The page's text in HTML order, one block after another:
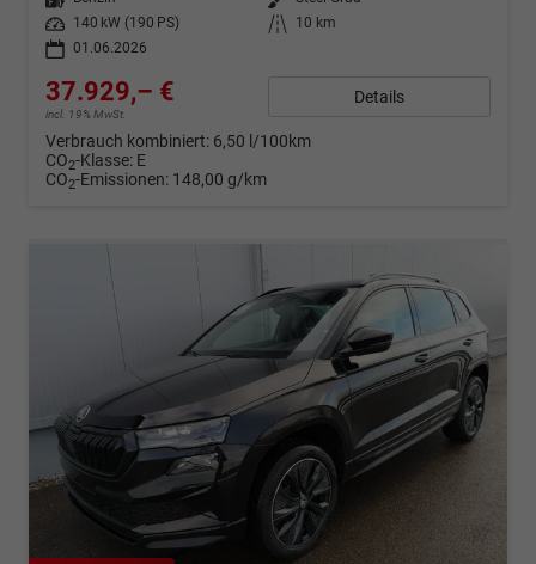
Leistung
140 kW (190 PS) Kilometerstand
10 km
01.06.2026
37.929,– €
incl. 19% MwSt.
Details
Verbrauch kombiniert: 6,50 l/100km
CO2-Klasse: E
CO2-Emissionen: 148,00 g/km